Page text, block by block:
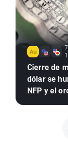
Cierre de
dólar se
NFP y el